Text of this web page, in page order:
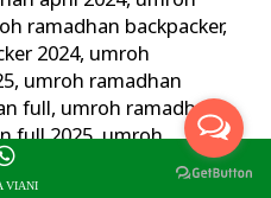
ramadhan backpacker,
2024, umroh
, umroh ramadhan
full, umroh ramadhan
full 2025,umroh
hemat
umroh
juni 2024
VIANI